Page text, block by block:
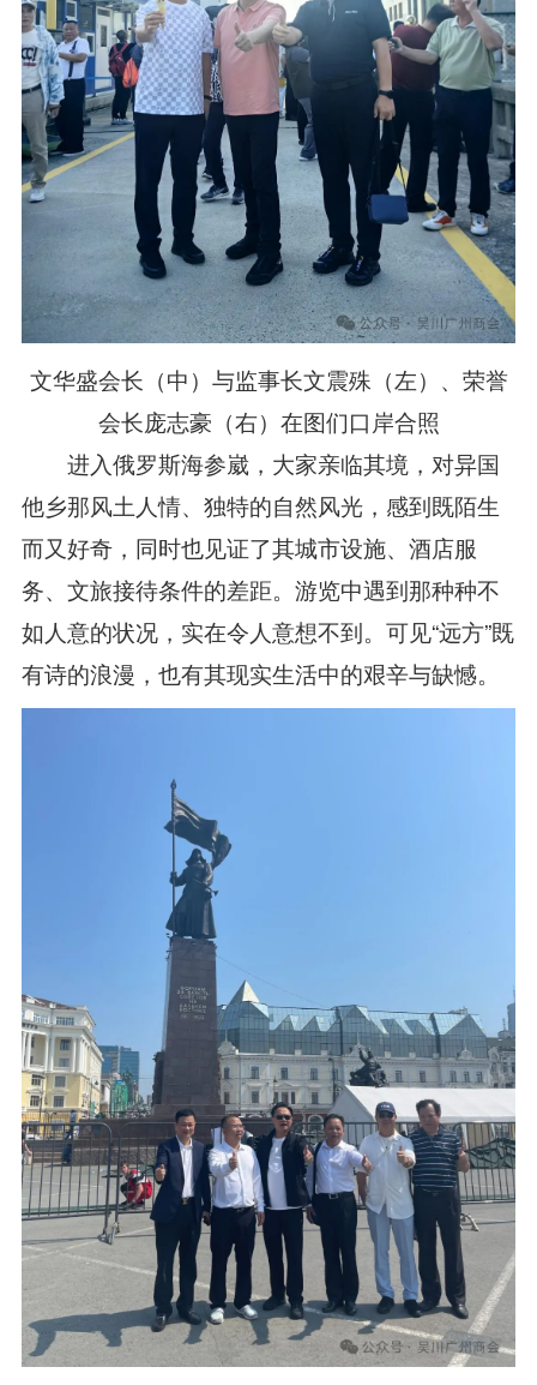
文华盛会长（中）与监事长文震殊（左）、荣誉
会长庞志豪（右）在图们口岸合照
进入俄罗斯海参崴，大家亲临其境，对异国
他乡那风土人情、独特的自然风光，感到既陌生
而又好奇，同时也见证了其城市设施、酒店服
务、文旅接待条件的差距。游览中遇到那种种不
如人意的状况，实在令人意想不到。可见“远方”既
有诗的浪漫，也有其现实生活中的艰辛与缺憾。